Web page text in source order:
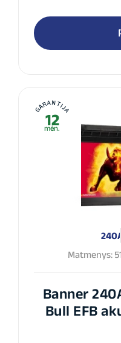
GARANTIJA
12
mėn.
Matmenys:
Banner
Bull EFB